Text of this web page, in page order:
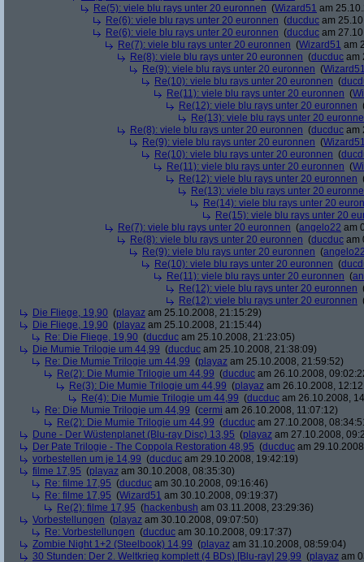
Re(5): viele blu rays unter 20 euronnen (Wizard51 am
Re(6): viele blu rays unter 20 euronnen (ducduc am
Re(6): viele blu rays unter 20 euronnen (ducduc am
Re(7): viele blu rays unter 20 euronnen (Wizard51 am
Re(8): viele blu rays unter 20 euronnen (ducduc am
Re(9): viele blu rays unter 20 euronnen (
Re(10): viele blu rays unter 20 euronnen (
Re(11): viele blu rays unter 20 euronnen (
Re(12): viele blu rays unter 20 euronnen
Re(13): viele blu rays unter 20
Re(8): viele blu rays unter 20 euronnen (ducduc am
Re(9): viele blu rays unter 20 euronnen (
Re(10): viele blu rays unter 20 euronnen (
Re(11): viele blu rays unter 20 euronnen (
Re(12): viele blu rays unter 20 euronnen
Re(13): viele blu rays unter 20
Re(14): viele blu rays unter 20
Re(15): viele blu rays unter 20
Re(7): viele blu rays unter 20 euronnen (angelo22 am
Re(8): viele blu rays unter 20 euronnen (ducduc am
Re(9): viele blu rays unter 20 euronnen (
Re(10): viele blu rays unter 20 euronnen (
Re(11): viele blu rays unter 20 euronnen (
Re(12): viele blu rays unter 20 euronnen
Re(12): viele blu rays unter 20 euronnen
Die Fliege, 19,90 (playaz am 25.10.2008, 21:15:29)
Die Fliege, 19,90 (playaz am 25.10.2008, 21:15:44)
Re: Die Fliege, 19,90 (ducduc am 25.10.2008, 21:23:05)
Die Mumie Trilogie um 44,99 (ducduc am 25.10.2008, 21:38:09)
Re: Die Mumie Trilogie um 44,99 (playaz am 25.10.2008, 21:59:52)
Re(2): Die Mumie Trilogie um 44,99 (ducduc am 26.10.2008,
Re(3): Die Mumie Trilogie um 44,99 (playaz am 26.10.2008,
Re(4): Die Mumie Trilogie um 44,99 (ducduc am 26.10.2008,
Re: Die Mumie Trilogie um 44,99 (cermi am 26.10.2008, 11:07:12)
Re(2): Die Mumie Trilogie um 44,99 (ducduc am 27.10.2008,
Dune - Der Wüstenplanet (Blu-ray Disc) 13,95 (playaz am 27.10.2008,
Der Pate Trilogie - The Coppola Restoration 48,95 (ducduc am
vorbestellen um je 14,99 (ducduc am 29.10.2008, 19:42:19)
filme 17,95 (playaz am 30.10.2008, 08:35:30)
Re: filme 17,95 (ducduc am 30.10.2008, 09:16:46)
Re: filme 17,95 (Wizard51 am 30.10.2008, 09:19:37)
Re(2): filme 17,95 (hackenbush am 03.11.2008, 23:29:36)
Vorbestellungen (playaz am 30.10.2008, 09:07:50)
Re: Vorbestellungen (ducduc am 30.10.2008, 09:17:37)
Zombie Night 1+2 (Steelbook) 14,99 (playaz am 31.10.2008, 08:59:04)
30 Stunden: Der 2. Weltkrieg komplett (4 BDs) [Blu-ray] 29,99 (playaz am